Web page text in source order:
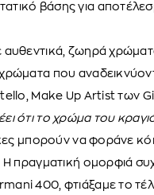
βάσης για
ζωηρά
που
Make Up Artist των
ότι το χρώμα του
μπορούν να φοράνε
πραγματική ομορφιά
400, φτιάξαμε το